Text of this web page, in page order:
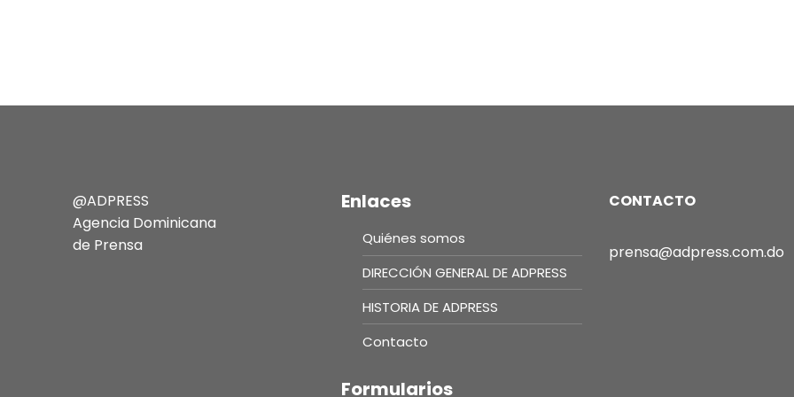
@ADPRESS
Agencia Dominicana
de Prensa
Enlaces
Quiénes somos
DIRECCIÓN GENERAL DE ADPRESS
HISTORIA DE ADPRESS
Contacto
Formularios
CONTACTO
prensa@adpress.com.do